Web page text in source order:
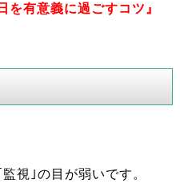
を有意義に過ごすコツ』
視｣の目が弱いです。